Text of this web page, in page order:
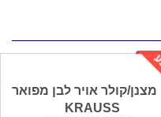
מצנן/קולר אויר לבן מפואר
KRAUSS